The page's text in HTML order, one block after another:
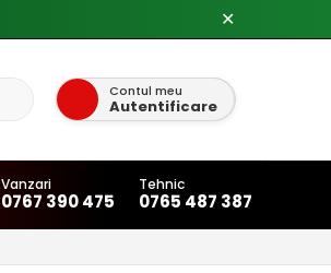
✕
Contul meu
Autentificare
Vanzari
0767 390 475
Tehnic
0765 487 387